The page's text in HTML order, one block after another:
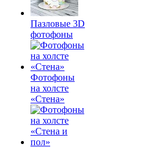
Пазловые 3D
фотофоны
Фотофоны
на холсте
«Стена»